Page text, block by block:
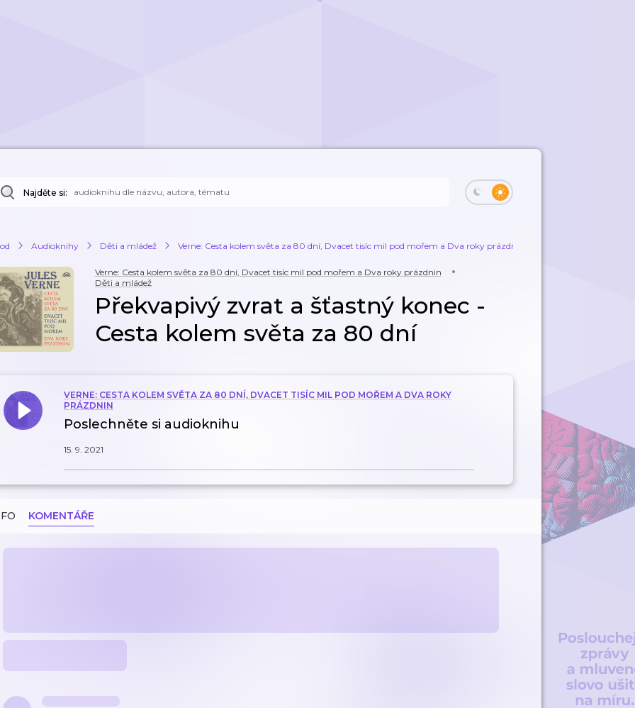
Najděte si:
Audioknihy Děti a mládež Verne: Cesta kolem světa za 80 dní, Dvacet tisíc mil pod mořem a Dva roky prázdnin
Verne: Cesta kolem světa za 80 dní, Dvacet tisíc mil pod mořem a Dva roky prázdnin
Děti a mládež
Překvapivý zvrat a šťastný konec -
Cesta kolem světa za 80 dní
VERNE: CESTA KOLEM SVĚTA ZA 80 DNÍ, DVACET TISÍC MIL POD MOŘEM A DVA ROKY
PRÁZDNIN
Poslechněte si audioknihu
15. 9. 2021
KOMENTÁŘE